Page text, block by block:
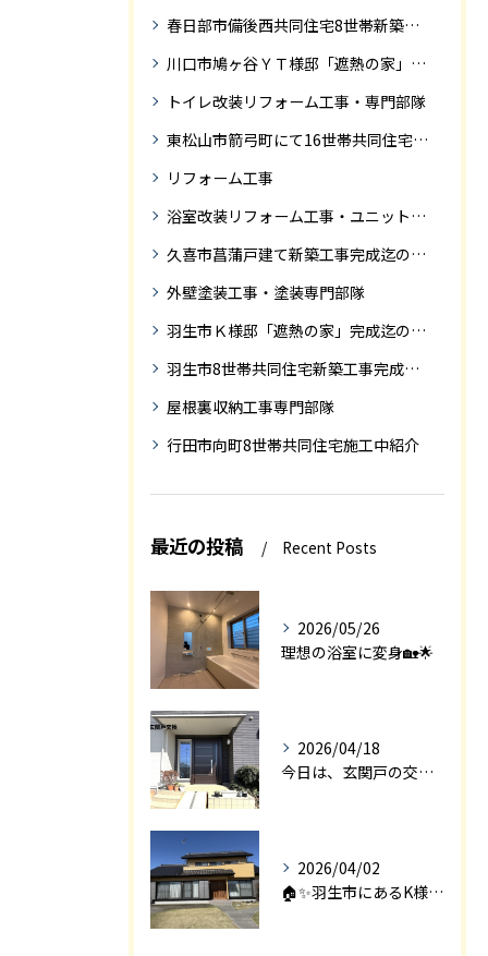
春日部市備後西共同住宅8世帯新築工事完成迄の紹介です。
川口市鳩ヶ谷ＹＴ様邸「遮熱の家」工事状況
トイレ改装リフォーム工事・専門部隊
東松山市箭弓町にて16世帯共同住宅新築工事完成迄の紹介です。
リフォーム工事
浴室改装リフォーム工事・ユニットバス専門部隊
久喜市菖蒲戸建て新築工事完成迄の紹介
外壁塗装工事・塗装専門部隊
羽生市Ｋ様邸「遮熱の家」完成迄の紹介です
羽生市8世帯共同住宅新築工事完成迄の紹介
屋根裏収納工事専門部隊
行田市向町8世帯共同住宅施工中紹介
最近の投稿 Recent Posts
2026/05/26
理想の浴室に変身🏡🌟
2026/04/18
今日は、玄関戸の交換工事をご紹介します🚪✨。
2026/04/02
🏠✨羽生市にあるK様邸は、2008年に㈱エアロックで新築され...